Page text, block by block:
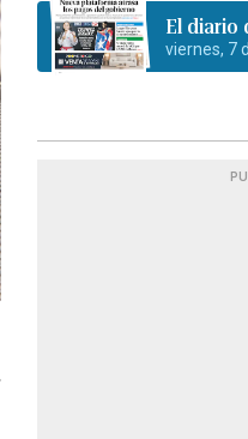
El diario
viernes, 7